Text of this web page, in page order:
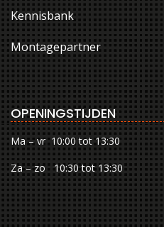
Kennisbank
Montagepartner
OPENINGSTIJDEN
Ma – vr 10:00 tot 13:30
Za – zo 10:30 tot 13:30